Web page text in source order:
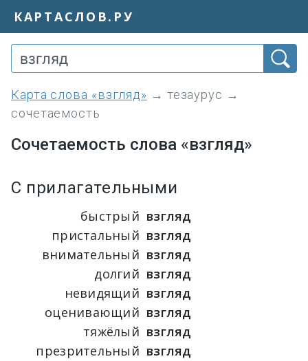
КАРТАСЛОВ.РУ
Карта слова «взгляд» → тезаурус →
сочетаемость
Сочетаемость слова «взгляд»
С прилагательными
быстрый взгляд
пристальный взгляд
внимательный взгляд
долгий взгляд
невидящий взгляд
оценивающий взгляд
тяжёлый взгляд
презрительный взгляд